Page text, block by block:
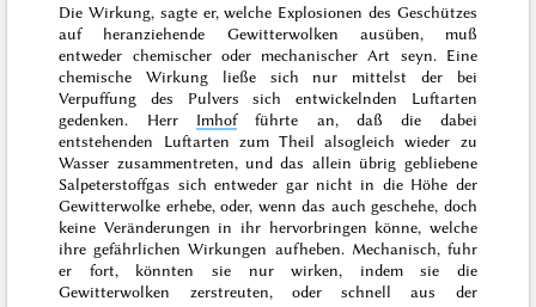
Die Wirkung, sagte er, welche Explosionen des Geschützes
auf heranziehende Gewitterwolken ausüben, muß
entweder chemischer oder mechanischer Art seyn. Eine
chemische Wirkung ließe sich nur mittelst der bei
Verpuffung des Pulvers sich entwickelnden Luftarten
gedenken. Herr Imhofführte an, daß die dabei
entstehenden Luftarten zum Theil alsogleich wieder zu
Wasser zusammentreten, und das allein übrig gebliebene
Salpeterstoffgas sich entweder gar nicht in die Höhe der
Gewitterwolke erhebe, oder, wenn das auch geschehe, doch
keine Veränderungen in ihr hervorbringen könne, welche
ihre gefährlichen Wirkungen aufheben. Mechanisch, fuhr
er fort, könnten sie nurwirken, indem sie die
Gewitterwolken zerstreuten, oder schnell aus der